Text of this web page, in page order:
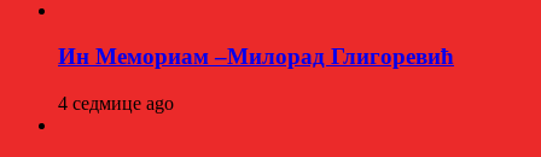
Ин Мемориам –Милорад Глигоревић
4 седмице ago